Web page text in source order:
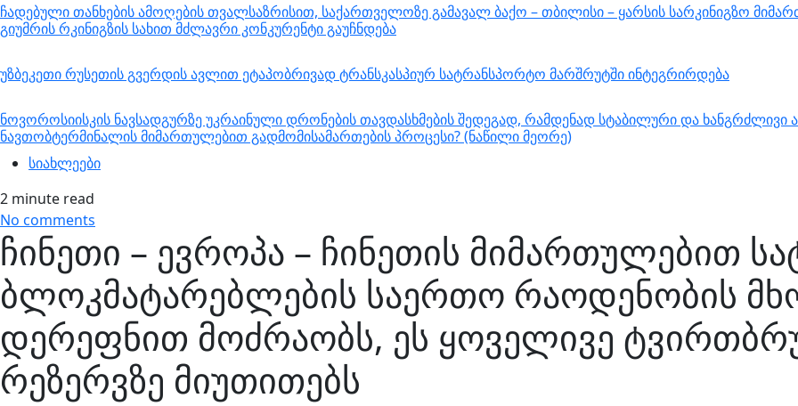
ჩადებული თანხების ამოღების თვალსაზრისით, საქართველოზე გამავალ ბაქო – თბილისი – ყარსის სარკინიგზო
გიუმრის რკინიგზის სახით მძლავრი კონკურენტი გაუჩნდება
უზბეკეთი რუსეთის გვერდის ავლით ეტაპობრივად ტრანსკასპიურ სატრანსპორტო მარშრუტში ინტეგრირდება
ნოვოროსიისკის ნავსადგურზე უკრაინული დრონების თავდასხმების შედეგად, რამდენად სტაბილური და ხანგრძლივი
ნავთობტერმინალის მიმართულებით გადმომისამართების პროცესი? (ნაწილი მეორე)
სიახლეები
2 minute read
No comments
ჩინეთი – ევროპა – ჩინეთის მიმართულებით
ბლოკმატარებლების საერთო რაოდენობის
დერეფნით მოძრაობს, ეს ყოველივე
რეზერვზე მიუთითებს